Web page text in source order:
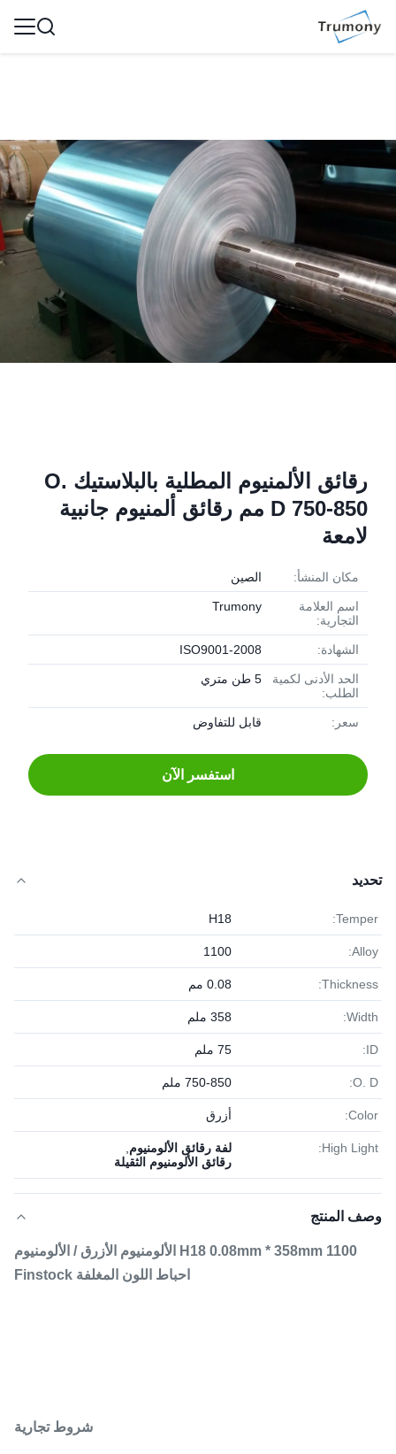
رقائق الألمنيوم المطلية بالبلاستيك O.
D 750-850 مم رقائق ألمنيوم جانبية
لامعة
مكان المنشأ: الصين
اسم العلامة
التجارية:
Trumony
الشهادة: ISO9001-2008
الحد الأدنى لكمية
الطلب:
5 طن متري
سعر: قابل للتفاوض
استفسر الآن
تحديد
Temper:
H18
Alloy:
1100
Thickness: 0.08 مم
Width: 358 ملم
ID: 75 ملم
O. D: 750-850 ملم
Color: أزرق
High Light: لفة رقائق الألومنيوم
رقائق الألومنيوم الثقيلة
وصف المنتج
1100 H18 0.08mm * 358mm الألومنيوم الأزرق / الألومنيوم
احباط اللون المغلفة Finstock
شروط تجارية